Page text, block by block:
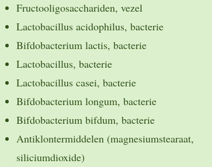
Fructooligosacchariden, vezel
Lactobacillus acidophilus, bacterie
Bifdobacterium lactis, bacterie
Lactobacillus, bacterie
Lactobacillus casei, bacterie
Bifdobacterium longum, bacterie
Bifdobacterium bifdum, bacterie
Antiklontermiddelen (magnesiumstearaat,
siliciumdioxide)